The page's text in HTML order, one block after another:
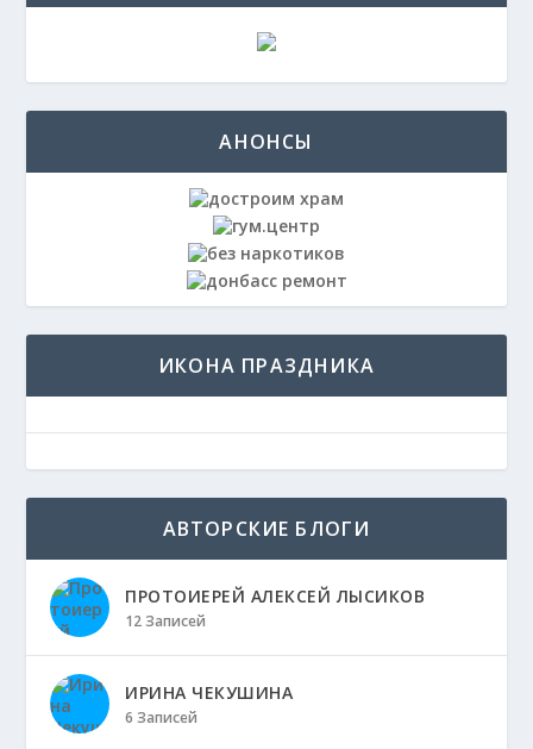
АНОНСЫ
ИКОНА ПРАЗДНИКА
АВТОРСКИЕ БЛОГИ
ПРОТОИЕРЕЙ АЛЕКСЕЙ ЛЫСИКОВ
12 Записей
ИРИНА ЧЕКУШИНА
6 Записей